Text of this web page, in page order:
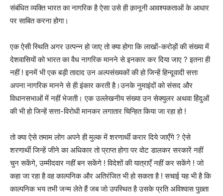
संबंधित व्यक्ति भारत का नागरिक है ऐसा उसे ही क़ानूनी आवश्यकताओं के आधार
पर साबित करना होगा।
एक ऐसी स्थिति अगर उत्पन्न हो जाए तो क्या होगा कि लाखों-करोड़ों की संख्या में
देशवासियों को भारत का वैध नागरिक मानने से इनकार कर दिया जाए ? इतना ही
नहीं ! इनमें भी एक बड़ी तादाद उन अल्पसंख्यकों की हो जिन्हें हिन्दूवादी सत्ता
अपना नागरिक मानने से ही इंकार करती है।उनके नुमाइंदों को संसद और
विधानसभाओं में नहीं भेजती। एक उल्लेखनीय संख्या उन सेक्युलर अथवा हिंदुओं
की भी हो जिन्हें सत्ता-विरोधी मानकर लगातार चिन्हित किया जा रहा हो !
तो क्या ऐसे तमाम लोग अपने ही मुल्क में शरणार्थी करार दिये जाएँगे ? ऐसे
शरणार्थी जिन्हें जीने का अधिकार तो प्राप्त होगा पर वोट डालकर सरकारें नहीं
चुन सकेंगे, उम्मीदवार नहीं बन सकेंगे ! विदेशों की यात्राएँ नहीं कर सकेंगे ! जो
कहा जा रहा है वह काल्पनिक और अतिरंजित भी हो सकता है ! सचाई यह भी है कि
काल्पनिक भय तभी जन्म लेते हैं जब जो उपस्थित है उसके प्रति अविश्वास पुख़्ता